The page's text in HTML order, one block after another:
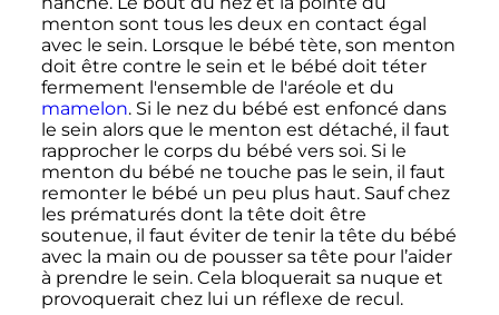
menton sont tous les deux en contact égal
avec le sein. Lorsque le bébé tète, son menton
doit être contre le sein et le bébé doit téter
fermement l'ensemble de l'aréole et du
mamelon. Si le nez du bébé est enfoncé dans
le sein alors que le menton est détaché, il faut
rapprocher le corps du bébé vers soi. Si le
menton du bébé ne touche pas le sein, il faut
remonter le bébé un peu plus haut. Sauf chez
les prématurés dont la tête doit être
soutenue, il faut éviter de tenir la tête du bébé
avec la main ou de pousser sa tête pour l’aider
à prendre le sein. Cela bloquerait sa nuque et
provoquerait chez lui un réflexe de recul.